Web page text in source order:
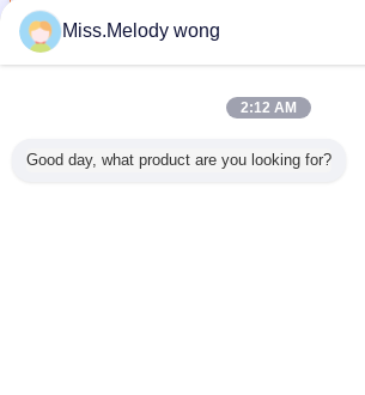
多く鋼タンク に 溶かさ れ た ガラス
Miss.Melody wong
2:12 AM
Good day, what product are you looking for?